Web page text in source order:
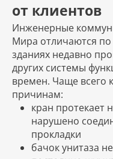
от клиентов
Инженерные
Мира отличаются по
зданиях недавно
других системы
времен. Чаще всего
причинам:
кран протекает
нарушено
прокладки
бачок унитаза